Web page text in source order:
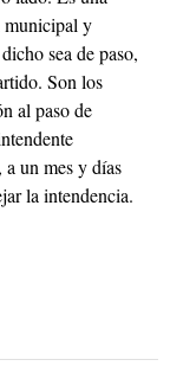
municipal y
sea de paso,
Son los
al paso de
un mes y días
la intendencia.